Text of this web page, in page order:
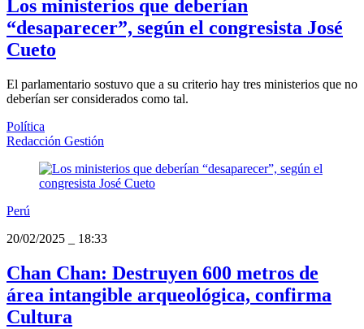
Los ministerios que deberían
“desaparecer”, según el congresista José
Cueto
El parlamentario sostuvo que a su criterio hay tres ministerios que no
deberían ser considerados como tal.
Política
Redacción Gestión
Perú
20/02/2025
18:33
Chan Chan: Destruyen 600 metros de
área intangible arqueológica, confirma
Cultura